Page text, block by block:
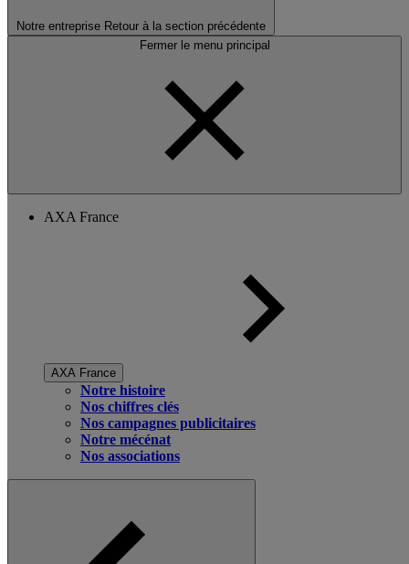
Notre entreprise Retour à la section précédente
Fermer le menu principal
AXA France
AXA France
Notre histoire
Nos chiffres clés
Nos campagnes publicitaires
Notre mécénat
Nos associations